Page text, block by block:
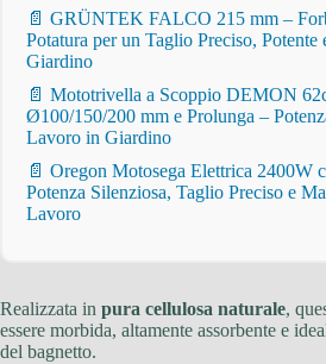
📄 GRÜNTEK FALCO 215 mm –
Potatura per un Taglio Preciso, Potente
Giardino
📄 Mototrivella a Scoppio DEMON
Ø100/150/200 mm e Prolunga –
Lavoro in Giardino
📄 Oregon Motosega Elettrica 2400W
Potenza Silenziosa, Taglio Preciso e
Lavoro
Realizzata in pura cellulosa naturale,
essere morbida, altamente assorbente e
del bagnetto.